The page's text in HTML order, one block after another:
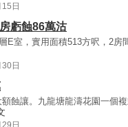
日
虧蝕86萬沽
E室，實用面積513方呎，2房
日
蝕讓。九龍塘龍濤花園一個
日